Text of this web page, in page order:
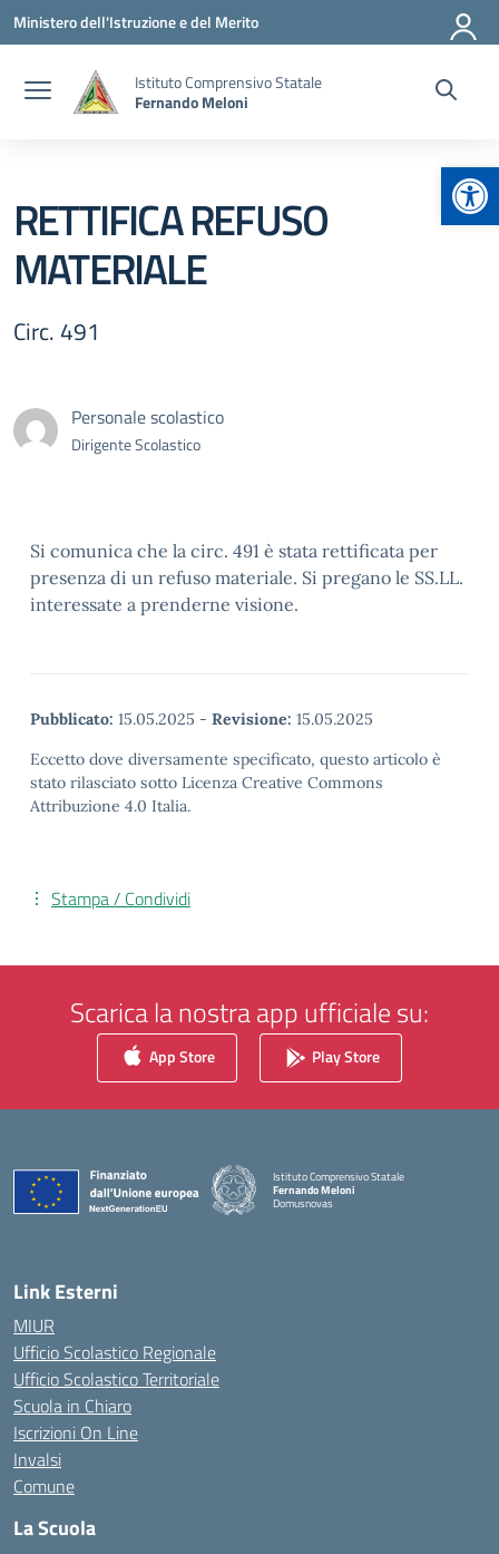
Vai ai contenuti
Vai al menu di navigazione
Vai al footer
Ministero dell'Istruzione e del Merito
Istituto Comprensivo Statale
Fernando Meloni
RETTIFICA REFUSO
MATERIALE
Circ. 491
Personale scolastico
Dirigente Scolastico
Si comunica che la circ. 491 è stata rettificata per
presenza di un refuso materiale. Si pregano le SS.LL.
interessate a prenderne visione.
Pubblicato: 15.05.2025 - Revisione: 15.05.2025
Eccetto dove diversamente specificato, questo articolo è
stato rilasciato sotto Licenza Creative Commons
Attribuzione 4.0 Italia.
Stampa / Condividi
Scarica la nostra app ufficiale su:
App Store Play Store
Istituto Comprensivo Statale
Fernando Meloni
Domusnovas
Link Esterni
MIUR
Ufficio Scolastico Regionale
Ufficio Scolastico Territoriale
Scuola in Chiaro
Iscrizioni On Line
Invalsi
Comune
La Scuola